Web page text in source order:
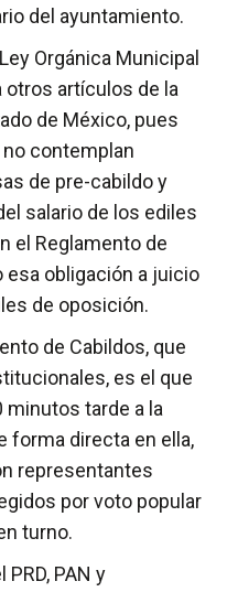
del ayuntamiento.
Orgánica Municipal
otros artículos de la
de México, pues
contemplan
de pre-cabildo y
salario de los ediles
el Reglamento de
esa obligación a juicio
de oposición.
de Cabildos, que
es el que
minutos tarde a la
forma directa en ella,
representantes
por voto popular
turno.
PAN y